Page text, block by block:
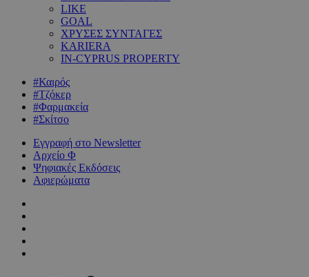
LIKE
GOAL
ΧΡΥΣΕΣ ΣΥΝΤΑΓΕΣ
KARIERA
IN-CYPRUS PROPERTY
#Καιρός
#Τζόκερ
#Φαρμακεία
#Σκίτσο
Εγγραφή στο Newsletter
Αρχείο Φ
Ψηφιακές Εκδόσεις
Αφιερώματα